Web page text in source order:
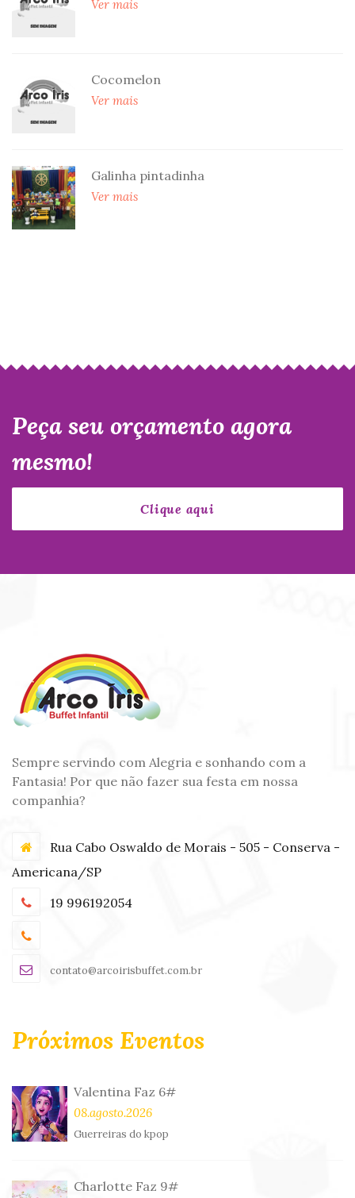
Ver mais
Cocomelon
Ver mais
Galinha pintadinha
Ver mais
Peça seu orçamento agora
mesmo!
Sempre servindo com Alegria e sonhando com a
Fantasia! Por que não fazer sua festa em nossa
companhia?
Rua Cabo Oswaldo de Morais - 505 - Conserva -
Americana/SP
19 996192054
contato@arcoirisbuffet.com.br
Próximos Eventos
Valentina Faz 6#
08.agosto.2026
Guerreiras do kpop
Charlotte Faz 9#